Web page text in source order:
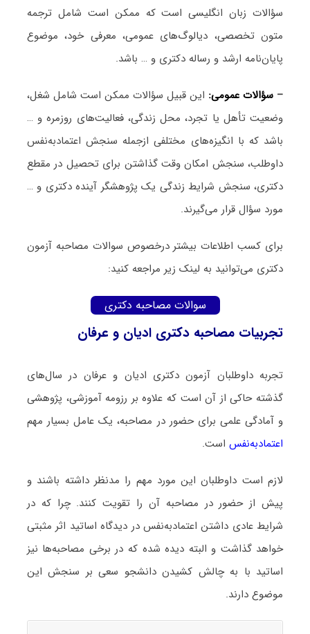
سؤالات زبان انگلیسی است که ممکن است شامل ترجمه
متون تخصصی، دیالوگ‌های عمومی، معرفی خود، موضوع
پایان‌نامه ارشد و رساله دکتری و … باشد.
– سؤالات عمومی: این قبیل سؤالات ممکن است شامل شغل،
وضعیت تأهل یا تجرد، محل زندگی، فعالیت‌های روزمره و …
باشد که با انگیزه‌های مختلفی ازجمله سنجش اعتمادبه‌نفس
داوطلب، سنجش امکان وقت گذاشتن برای تحصیل در مقطع
دکتری، سنجش شرایط زندگی یک پژوهشگر آینده دکتری و …
مورد سؤال قرار می‌گیرند.
برای کسب اطلاعات بیشتر درخصوص سوالات مصاحبه آزمون
دکتری می‌توانید به لینک زیر مراجعه کنید:
سوالات مصاحبه دکتری
تجربیات مصاحبه دکتری ادیان و عرفان
تجربه داوطلبان آزمون دکتری ادیان و عرفان در سال‌های
گذشته حاکی از آن است که علاوه بر رزومه آموزشی، پژوهشی
و آمادگی علمی برای حضور در مصاحبه، یک عامل بسیار مهم
اعتمادبه‌نفساست.
لازم است داوطلبان این مورد مهم را مدنظر داشته باشند و
پیش از حضور در مصاحبه آن را تقویت کنند. چرا که در
شرایط عادی داشتن اعتمادبه‌نفس در دیدگاه اساتید اثر مثبتی
خواهد گذاشت و البته دیده شده که در برخی مصاحبه‌ها نیز
اساتید با به چالش کشیدن دانشجو سعی بر سنجش این
موضوع دارند.